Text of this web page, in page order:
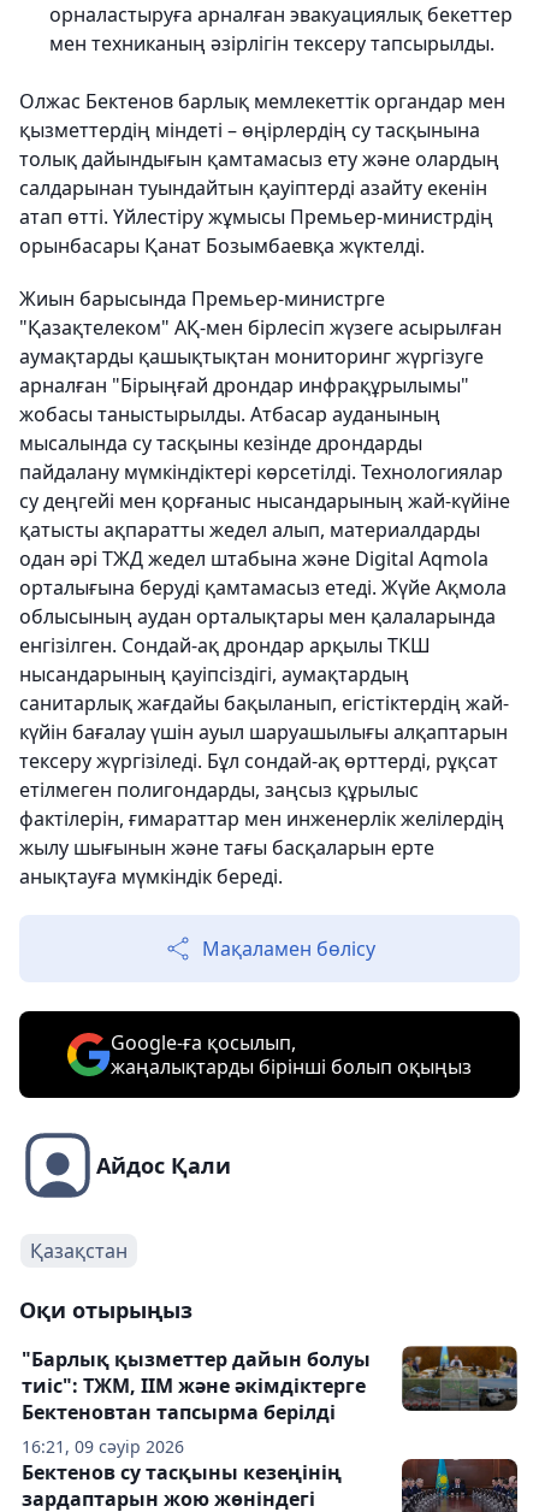
орналастыруға арналған эвакуациялық бекеттер
мен техниканың әзірлігін тексеру тапсырылды.
Олжас Бектенов барлық мемлекеттік органдар мен
қызметтердің міндеті – өңірлердің су тасқынына
толық дайындығын қамтамасыз ету және олардың
салдарынан туындайтын қауіптерді азайту екенін
атап өтті. Үйлестіру жұмысы Премьер-министрдің
орынбасары Қанат Бозымбаевқа жүктелді.
Жиын барысында Премьер-министрге
"Қазақтелеком" АҚ-мен бірлесіп жүзеге асырылған
аумақтарды қашықтықтан мониторинг жүргізуге
арналған "Бірыңғай дрондар инфрақұрылымы"
жобасы таныстырылды. Атбасар ауданының
мысалында су тасқыны кезінде дрондарды
пайдалану мүмкіндіктері көрсетілді. Технологиялар
су деңгейі мен қорғаныс нысандарының жай-күйіне
қатысты ақпаратты жедел алып, материалдарды
одан әрі ТЖД жедел штабына және Digital Aqmola
орталығына беруді қамтамасыз етеді. Жүйе Ақмола
облысының аудан орталықтары мен қалаларында
енгізілген. Сондай-ақ дрондар арқылы ТКШ
нысандарының қауіпсіздігі, аумақтардың
санитарлық жағдайы бақыланып, егістіктердің жай-
күйін бағалау үшін ауыл шаруашылығы алқаптарын
тексеру жүргізіледі. Бұл сондай-ақ өрттерді, рұқсат
етілмеген полигондарды, заңсыз құрылыс
фактілерін, ғимараттар мен инженерлік желілердің
жылу шығынын және тағы басқаларын ерте
анықтауға мүмкіндік береді.
Мақаламен бөлісу
Google-ға қосылып,
жаңалықтарды бірінші болып оқыңыз
Айдос Қали
Қазақстан
Оқи отырыңыз
16:21, 09 сәуір 2026
"Барлық қызметтер дайын болуы
тиіс": ТЖМ, ІІМ және әкімдіктерге
Бектеновтан тапсырма берілді
Бектенов су тасқыны кезеңінің
зардаптарын жою жөніндегі